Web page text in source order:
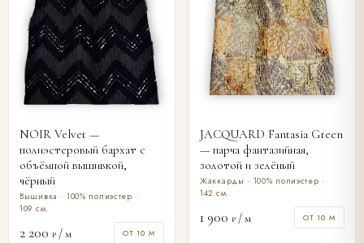
NOIR Velvet —
полиэстеровый бархат с
объёмной вышивкой,
чёрный
Вышивка · 100% полиэстер ·
109 см.
2 200 ₽ / м ОТ 10 М
JACQUARD Fantasia Green
— парча фантазийная,
золотой и зелёный
Жаккарды · 100% полиэстер ·
142 см.
1 900 ₽ / м ОТ 10 М